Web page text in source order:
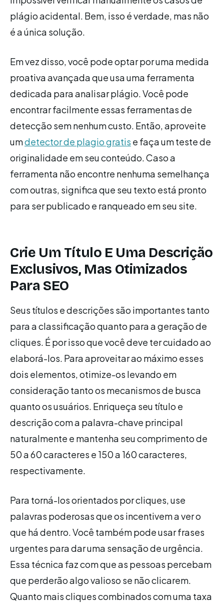
plágio acidental. Bem, isso é verdade, mas não
é a única solução.
Em vez disso, você pode optar por uma medida
proativa avançada que usa uma ferramenta
dedicada para analisar plágio. Você pode
encontrar facilmente essas ferramentas de
detecção sem nenhum custo. Então, aproveite
umdetector de plagio gratis e faça um teste de
originalidade em seu conteúdo. Caso a
ferramenta não encontre nenhuma semelhança
com outras, significa que seu texto está pronto
para ser publicado e ranqueado em seu site.
Crie Um Título E Uma Descrição
Exclusivos, Mas Otimizados
Para SEO
Seus títulos e descrições são importantes tanto
para a classificação quanto para a geração de
cliques. É por isso que você deve ter cuidado ao
elaborá-los. Para aproveitar ao máximo esses
dois elementos, otimize-os levando em
consideração tanto os mecanismos de busca
quanto os usuários. Enriqueça seu título e
descrição com a palavra-chave principal
naturalmente e mantenha seu comprimento de
50 a 60 caracteres e 150 a 160 caracteres,
respectivamente.
Para torná-los orientados por cliques, use
palavras poderosas que os incentivem a ver o
que há dentro. Você também pode usar frases
urgentes para dar uma sensação de urgência.
Essa técnica faz com que as pessoas percebam
que perderão algo valioso se não clicarem.
Quanto mais cliques combinados com uma taxa